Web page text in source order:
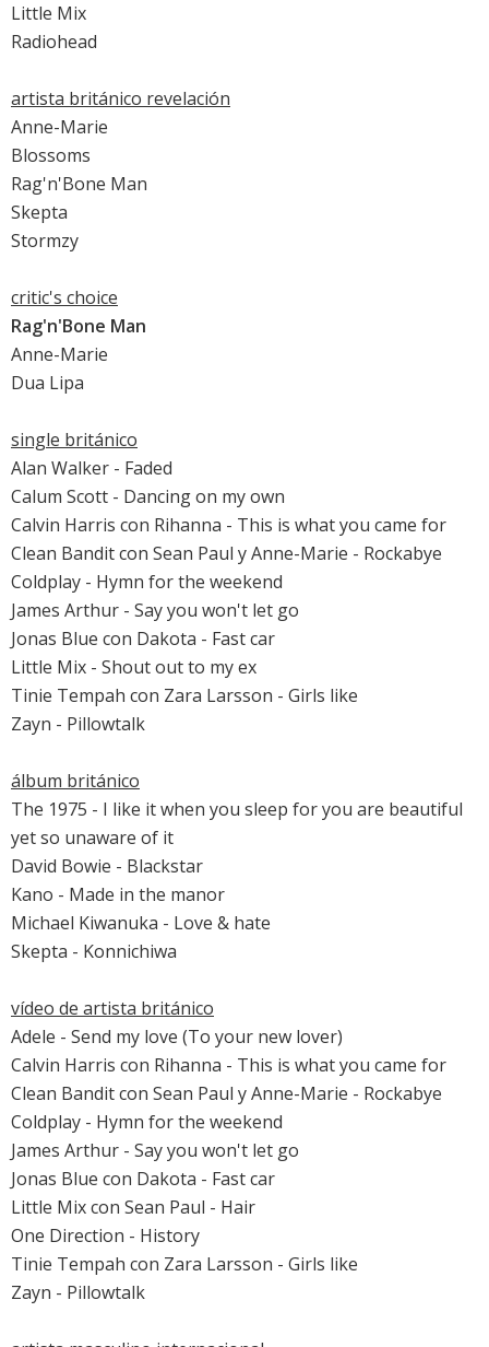
Little Mix
Radiohead
artista británico revelación
Anne-Marie
Blossoms
Rag'n'Bone Man
Skepta
Stormzy
critic's choice
Rag'n'Bone Man
Anne-Marie
Dua Lipa
single británico
Alan Walker - Faded
Calum Scott - Dancing on my own
Calvin Harris con Rihanna - This is what you came for
Clean Banditcon Sean Paul y Anne-Marie - Rockabye
Coldplay - Hymn for the weekend
James Arthur - Say you won't let go
Jonas Blue con Dakota - Fast car
Little Mix - Shout out to my ex
Tinie Tempah con Zara Larsson - Girls like
Zayn - Pillowtalk
álbum británico
The 1975 - I like it when you sleep for you are beautiful
yet so unaware of it
David Bowie - Blackstar
Kano - Made in the manor
Michael Kiwanuka - Love & hate
Skepta - Konnichiwa
vídeo de artista británico
Adele - Send my love (To your new lover)
Calvin Harris con Rihanna - This is what you came for
Clean Banditcon Sean Paul y Anne-Marie - Rockabye
Coldplay - Hymn for the weekend
James Arthur - Say you won't let go
Jonas Blue con Dakota - Fast car
Little Mixcon Sean Paul - Hair
One Direction - History
Tinie Tempah con Zara Larsson - Girls like
Zayn - Pillowtalk